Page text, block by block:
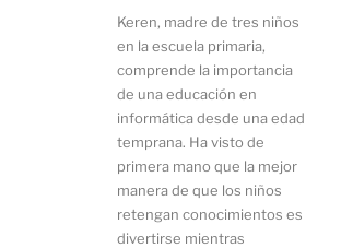
Keren, madre de tres niños
en la escuela primaria,
comprende la importancia
de una educación en
informática desde una edad
temprana. Ha visto de
primera mano que la mejor
manera de que los niños
retengan conocimientos es
divertirse mientras